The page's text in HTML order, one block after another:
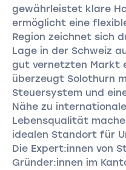
gewährleistet klare
ermöglicht eine
Region zeichnet sich
Lage in der Schweiz
gut vernetzten Markt
überzeugt Solothurn
Steuersystem und
Nähe zu
Lebensqualität
idealen Standort für
Die Expert:innen von
Gründer:innen im